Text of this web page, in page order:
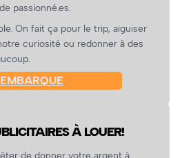
passionné.es.
On fait ça pour le trip, aiguiser
curiosité ou redonner à des
À LOUER!
de donner votre argent à